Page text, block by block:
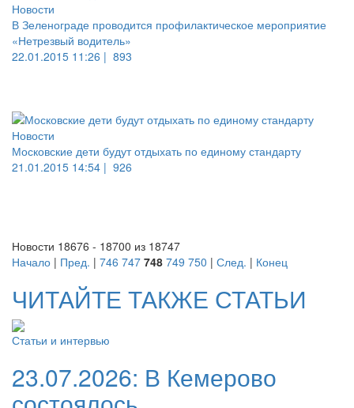
Новости
В Зеленограде проводится профилактическое мероприятие
«Нетрезвый водитель»
22.01.2015 11:26 | 893
Новости
Московские дети будут отдыхать по единому стандарту
21.01.2015 14:54 | 926
Новости 18676 - 18700 из 18747
Начало | Пред. | 746 747 748 749 750 | След. | Конец
ЧИТАЙТЕ ТАКЖЕ СТАТЬИ
Статьи и интервью
23.07.2026: В Кемерово